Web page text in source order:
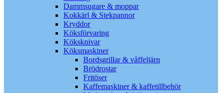
Dammsugare & moppar
Kokkärl & Stekpannor
Kryddor
Köksförvaring
Köksknivar
Köksmaskiner
Bordsgrillar & våffeljärn
Brödrostar
Fritöser
Kaffemaskiner & kaffetillbehör